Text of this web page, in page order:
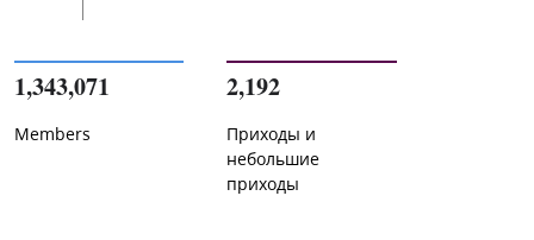
1,343,071
Members
2,192
Приходы и
небольшие
приходы